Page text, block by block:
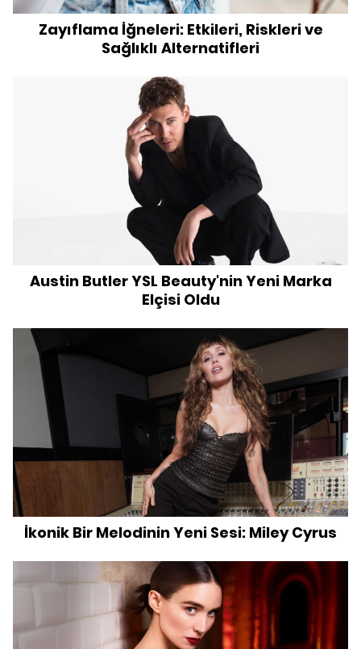
Zayıflama İğneleri: Etkileri, Riskleri ve
Sağlıklı Alternatifleri
Austin Butler YSL Beauty'nin Yeni Marka
Elçisi Oldu
İkonik Bir Melodinin Yeni Sesi: Miley Cyrus